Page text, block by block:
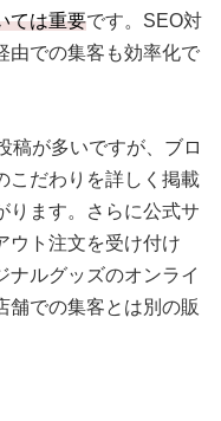
ては重要です。SEO対
由での集客も効率化で
稿が多いですが、ブロ
こだわりを詳しく掲載
ります。さらに公式サ
ウト注文を受け付け
ナルグッズのオンライ
舗での集客とは別の販